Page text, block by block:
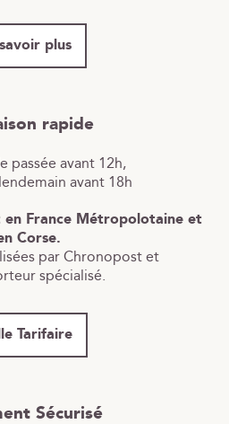
plus
rapide
passée avant 12h,
avant 18h
en France Métropolotaine et
Corse.
par Chronopost et
spécialisé.
Tarifaire
Sécurisé